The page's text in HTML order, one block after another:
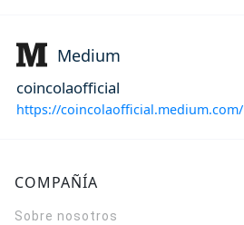
Medium
coincolaofficial
https://coincolaofficial.medium.com/
COMPAÑÍA
Sobre nosotros